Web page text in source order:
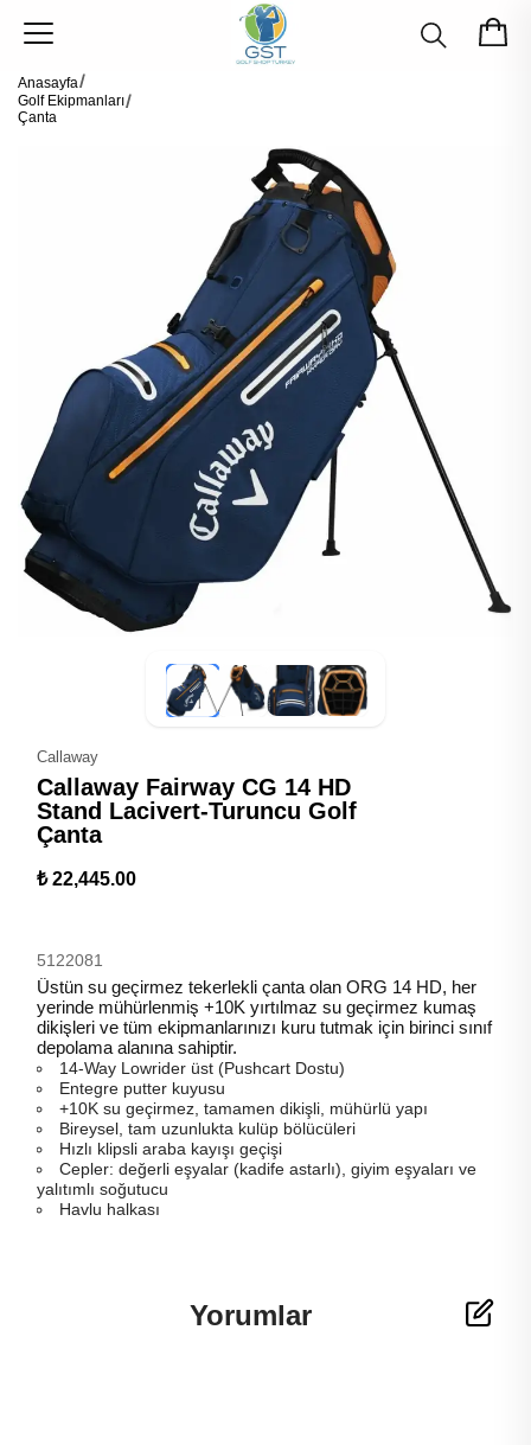
Anasayfa
Golf Ekipmanları
Çanta
Callaway
Callaway Fairway CG 14 HD
Stand Lacivert-Turuncu Golf
Çanta
₺ 22,445.00
5122081
Üstün su geçirmez tekerlekli çanta olan ORG 14 HD, her
yerinde mühürlenmiş +10K yırtılmaz su geçirmez kumaş
dikişleri ve tüm ekipmanlarınızı kuru tutmak için birinci sınıf
depolama alanına sahiptir.
14-Way Lowrider üst (Pushcart Dostu)
Entegre putter kuyusu
+10K su geçirmez, tamamen dikişli, mühürlü yapı
Bireysel, tam uzunlukta kulüp bölücüleri
Hızlı klipsli araba kayışı geçişi
Cepler: değerli eşyalar (kadife astarlı), giyim eşyaları ve
yalıtımlı soğutucu
Havlu halkası
Yorumlar